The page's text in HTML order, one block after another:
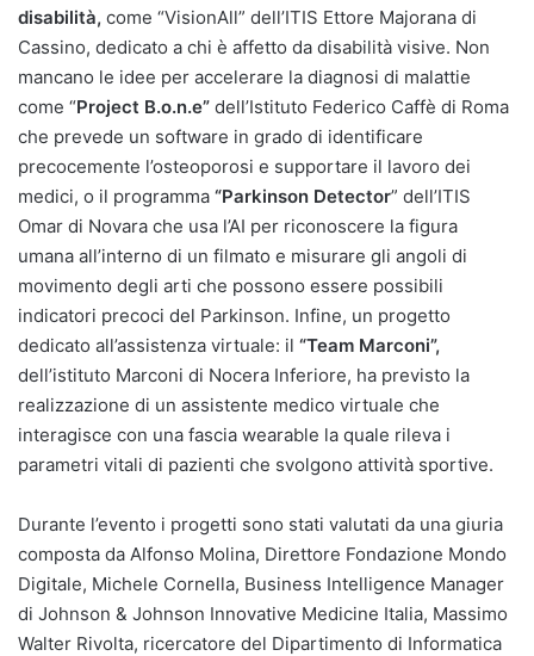
disabilità, come “VisionAll” dell’ITIS Ettore Majorana di
Cassino, dedicato a chi è affetto da disabilità visive. Non
mancano le idee per accelerare la diagnosi di malattie
come “Project B.o.n.e” dell’Istituto Federico Caffè di Roma
che prevede un software in grado di identificare
precocemente l’osteoporosi e supportare il lavoro dei
medici, o il programma “Parkinson Detector” dell’ITIS
Omar di Novara che usa l’AI per riconoscere la figura
umana all’interno di un filmato e misurare gli angoli di
movimento degli arti che possono essere possibili
indicatori precoci del Parkinson. Infine, un progetto
dedicato all’assistenza virtuale: il “Team Marconi”,
dell’istituto Marconi di Nocera Inferiore, ha previsto la
realizzazione di un assistente medico virtuale che
interagisce con una fascia wearable la quale rileva i
parametri vitali di pazienti che svolgono attività sportive.
Durante l’evento i progetti sono stati valutati da una giuria
composta da Alfonso Molina, Direttore Fondazione Mondo
Digitale, Michele Cornella, Business Intelligence Manager
di Johnson & Johnson Innovative Medicine Italia, Massimo
Walter Rivolta, ricercatore del Dipartimento di Informatica